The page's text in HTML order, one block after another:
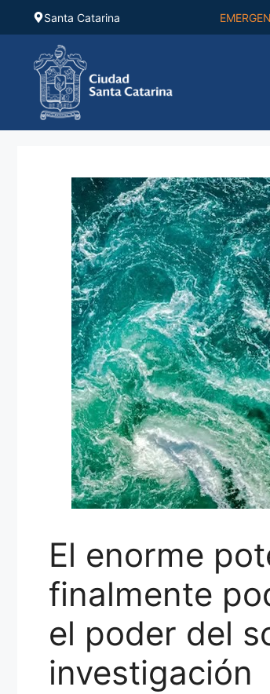
Saltar
contenido
Santa Catarina
El enorme
finalmente
el poder del
investigación